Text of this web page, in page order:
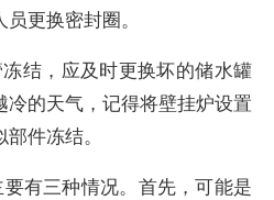
更换密封圈。
结，应及时更换坏的储水罐
的天气，记得将壁挂炉设置
件冻结。
有三种情况。首先，可能是